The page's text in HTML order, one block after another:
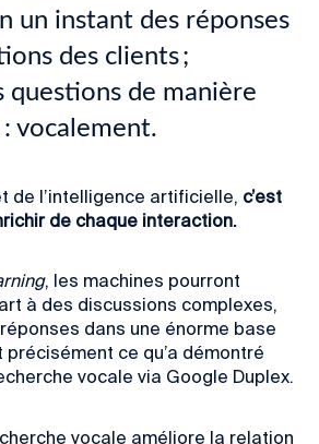
un instant des réponses
des clients ;
questions de manière
vocalement.
de l’intelligence artificielle, c’est
de chaque interaction.
, les machines pourront
à des discussions complexes,
dans une énorme base
précisément ce qu’a démontré
vocale via Google Duplex.
vocale améliore la relation